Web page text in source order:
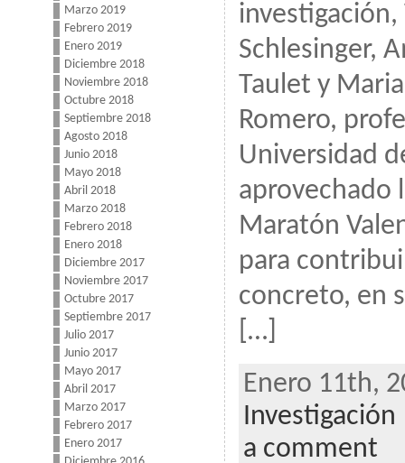
Marzo 2019
Febrero 2019
Enero 2019
Diciembre 2018
Noviembre 2018
Octubre 2018
Septiembre 2018
Agosto 2018
Junio 2018
Mayo 2018
Abril 2018
Marzo 2018
Febrero 2018
Enero 2018
Diciembre 2017
Noviembre 2017
Octubre 2017
Septiembre 2017
Julio 2017
Junio 2017
Mayo 2017
Abril 2017
Marzo 2017
Febrero 2017
Enero 2017
investigación,
Schlesinger,
Taulet y
Romero,
Universidad
aprovechado
Maratón
para
concreto, en
[…]
Enero 11th,
Investigación
a comment